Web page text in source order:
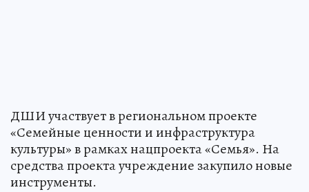
ДШИ участвует в региональном проекте
«Семейные ценности и инфраструктура
культуры» в рамках нацпроекта «Семья». На
средства проекта учреждение закупило новые
инструменты.